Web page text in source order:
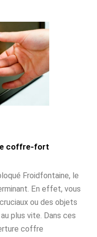
coffre-fort
Froidfontaine, le
En effet, vous
ou des objets
plus vite. Dans ces
coffre